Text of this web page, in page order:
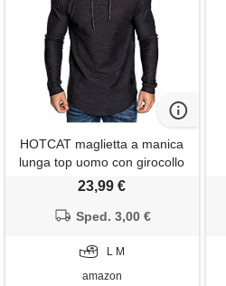
HOTCAT maglietta a manica
lunga top uomo con girocollo
uomo vestibilità slim manica
maglietta a maniche lunghe
felpa
23,99 €
Sped. 3,00 €
L M
amazon